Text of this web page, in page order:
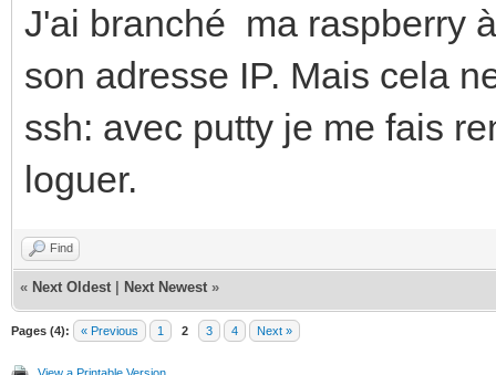
J'ai branché ma raspberry
son adresse IP. Mais cela
ssh: avec putty je me fais
loguer.
Find
« Next Oldest Next Newest »
Pages (4): « Previous 1 2 3 4 Next »